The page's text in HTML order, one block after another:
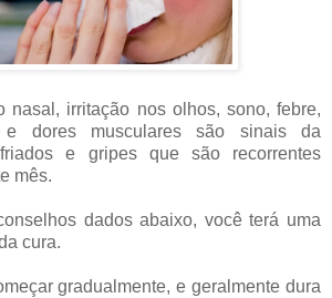
nasal, irritação nos olhos, sono, febre,
dores musculares são sinais da
e gripes que são recorrentes
mês.
dados abaixo, você terá uma
cura.
gradualmente, e geralmente dura